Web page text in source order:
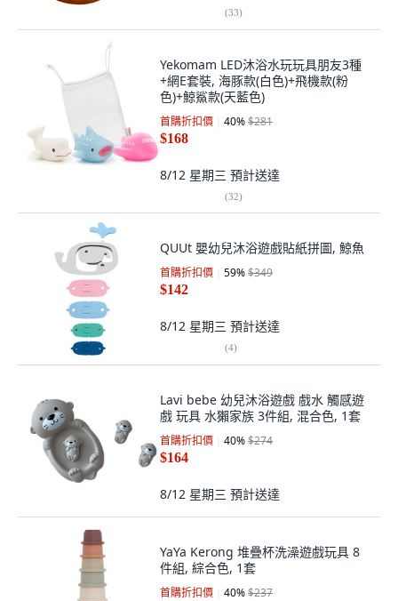
(33)
Yekomam LED沐浴水玩玩具朋友3種
+網E套裝, 海豚款(白色)+飛機款(粉
色)+鯨鯊款(天藍色)
首購折扣價 40%$281
$168
8/12 星期三 預計送達
(32)
QUUt 嬰幼兒沐浴遊戲貼紙拼圖, 鯨魚
首購折扣價 59%$349
$142
8/12 星期三 預計送達
(4)
Lavi bebe 幼兒沐浴遊戲 戲水 觸感遊
戲 玩具 水獺家族 3件組, 混合色, 1套
首購折扣價 40%$274
$164
8/12 星期三 預計送達
YaYa Kerong 堆疊杯洗澡遊戲玩具 8
件組, 綜合色, 1套
首購折扣價 40%$237